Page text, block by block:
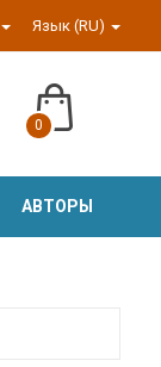
Язык (RU)
0
АВТОРЫ